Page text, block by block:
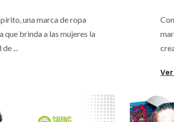
una marca de ropa
que brinda a las mujeres la
...